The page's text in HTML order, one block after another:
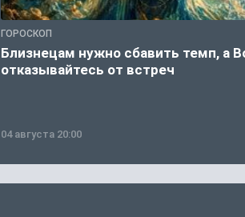
ГОРОСКОП
Близнецам нужно сбавить темп, а
отказывайтесь от встреч
04 августа 20:00